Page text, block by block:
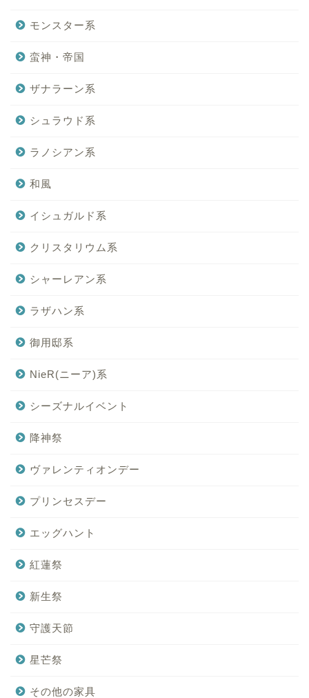
モンスター系
蛮神・帝国
ザナラーン系
シュラウド系
ラノシアン系
和風
イシュガルド系
クリスタリウム系
シャーレアン系
ラザハン系
御用邸系
NieR(ニーア)系
シーズナルイベント
降神祭
ヴァレンティオンデー
プリンセスデー
エッグハント
紅蓮祭
新生祭
守護天節
星芒祭
その他の家具